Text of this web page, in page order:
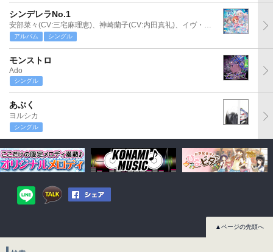
シンデレラNo.1
安部菜々(CV:三宅麻理恵)、神崎蘭子(CV:内田真礼)、イヴ・サンタクロース(CV:松永あかね)
アルバム シングル
モンストロ
Ado
シングル
あぶく
ヨルシカ
シングル
▲ページの先頭へ